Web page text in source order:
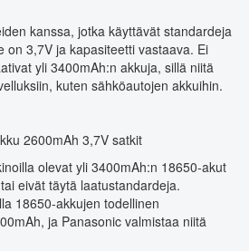
kanssa, jotka käyttävät standardeja
on 3,7V ja kapasiteetti vastaava. Ei
yli 3400mAh:n akkuja, sillä niitä
kuten sähköautojen akkuihin.
2600mAh 3,7V satkit
olevat yli 3400mAh:n 18650-akut
eivät täytä laatustandardeja.
18650-akkujen todellinen
ja Panasonic valmistaa niitä